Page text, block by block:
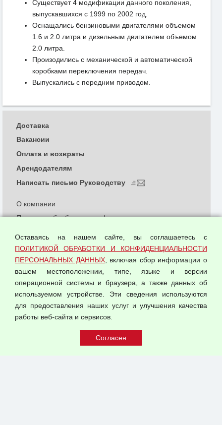
Существует 4 модификации данного поколения,
выпускавшихся с 1999 по 2002 год.
Оснащались бензиновыми двигателями объемом
1.6 и 2.0 литра и дизельным двигателем объемом
2.0 литра.
Произодились с механической и автоматической
коробками переключения передач.
Выпускались с передним приводом.
© 2026 ООО "Феникс"
О компании
Политика обработки и конфиденциальности
Согласием на обработку персональных данных
Оферта оптовой купли-продажи
Публичная оферта
Доставка
Вакансии
Оплата и возвраты
Арендодателям
Написать письмо Руководству
Оставаясь на нашем сайте, вы соглашаетесь с
ПОЛИТИКОЙ ОБРАБОТКИ И КОНФИДЕНЦИАЛЬНОСТИ
ПЕРСОНАЛЬНЫХ ДАННЫХ, включая сбор информации о
вашем местоположении, типе, языке и версии
операционной системы и браузера, а также данных об
используемом устройстве. Эти сведения используются
для предоставления наших услуг и улучшения качества
работы веб-сайта и сервисов.